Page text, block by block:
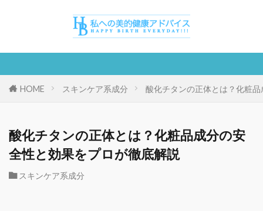
HOME スキンケア系成分 酸化チタンの正体とは？化粧
酸化チタンの正体とは？化粧品成分の安
全性と効果をプロが徹底解説
スキンケア系成分